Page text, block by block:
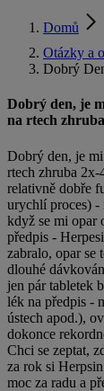
Domů
Otázky a
Dobrý
Dobrý den, je
na rtech
Dobrý den, je
rtech zhruba
relativně dobře
urychlí proces) -
když se mi opar
předpis -
zabralo, opar se
dlouhé
jen pár tabletek
lék na předpis -
ústech apod.),
dokonce
Chci se zeptat,
za rok si
moc za radu a